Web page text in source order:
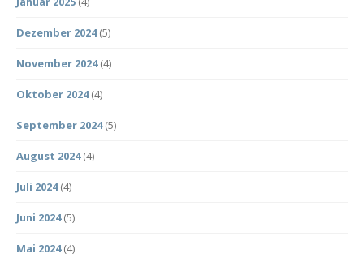
Dezember 2024(5)
November 2024(4)
Oktober 2024(4)
September 2024(5)
August 2024(4)
Juli 2024(4)
Juni 2024(5)
Mai 2024(4)